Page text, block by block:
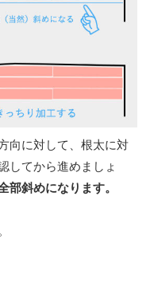
向に対して、根太に対
してから進めましょ
部斜めになります。